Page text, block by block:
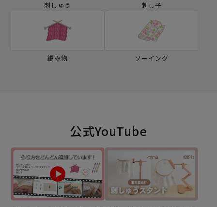
刺しゅう 刺し子
編み物 ソーイング
公式YouTube